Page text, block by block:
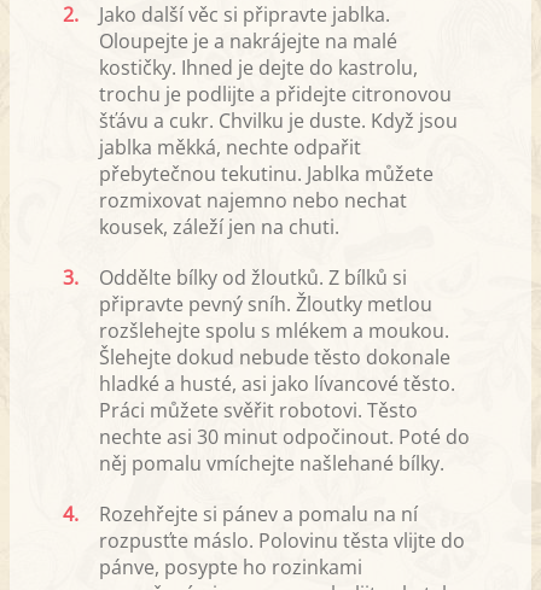
2.
Jako další věc si připravte jablka.
Oloupejte je a nakrájejte na malé
kostičky. Ihned je dejte do kastrolu,
trochu je podlijte a přidejte citronovou
šťávu a cukr. Chvilku je duste. Když jsou
jablka měkká, nechte odpařit
přebytečnou tekutinu. Jablka můžete
rozmixovat najemno nebo nechat
kousek, záleží jen na chuti.
3.
Oddělte bílky od žloutků. Z bílků si
připravte pevný sníh. Žloutky metlou
rozšlehejte spolu s mlékem a moukou.
Šlehejte dokud nebude těsto dokonale
hladké a husté, asi jako lívancové těsto.
Práci můžete svěřit robotovi. Těsto
nechte asi 30 minut odpočinout. Poté do
něj pomalu vmíchejte našlehané bílky.
4.
Rozehřejte si pánev a pomalu na ní
rozpusťte máslo. Polovinu těsta vlijte do
pánve, posypte ho rozinkami